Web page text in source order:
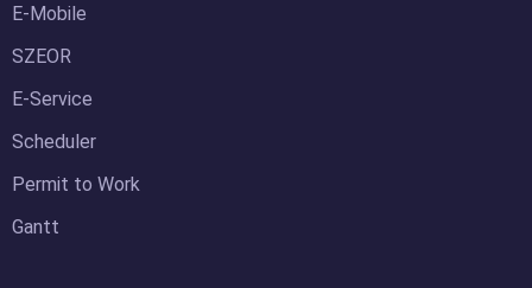
E-Mobile
SZEOR
E-Service
Scheduler
Permit to Work
Gantt